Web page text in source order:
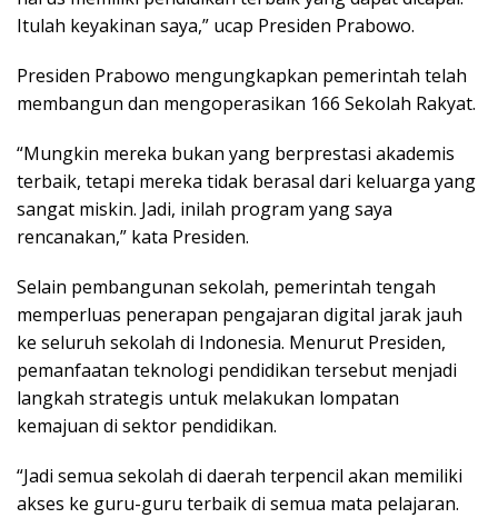
Itulah keyakinan saya,” ucap Presiden Prabowo.
Presiden Prabowo mengungkapkan pemerintah telah
membangun dan mengoperasikan 166 Sekolah Rakyat.
“Mungkin mereka bukan yang berprestasi akademis
terbaik, tetapi mereka tidak berasal dari keluarga yang
sangat miskin. Jadi, inilah program yang saya
rencanakan,” kata Presiden.
Selain pembangunan sekolah, pemerintah tengah
memperluas penerapan pengajaran digital jarak jauh
ke seluruh sekolah di Indonesia. Menurut Presiden,
pemanfaatan teknologi pendidikan tersebut menjadi
langkah strategis untuk melakukan lompatan
kemajuan di sektor pendidikan.
“Jadi semua sekolah di daerah terpencil akan memiliki
akses ke guru-guru terbaik di semua mata pelajaran.